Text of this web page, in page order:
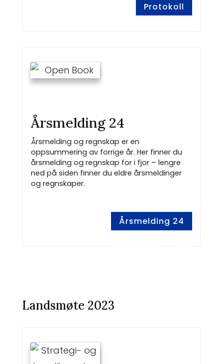
Protokoll
Årsmelding 24
Årsmelding og regnskap er en
oppsummering av forrige år. Her finner du
årsmelding og regnskap for i fjor – lengre
ned på siden finner du eldre årsmeldinger
og regnskaper.
Årsmelding 24
Landsmøte 2023